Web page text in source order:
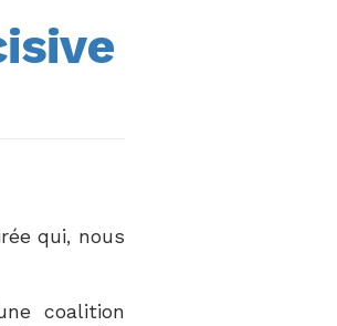
qui, nous
coalition